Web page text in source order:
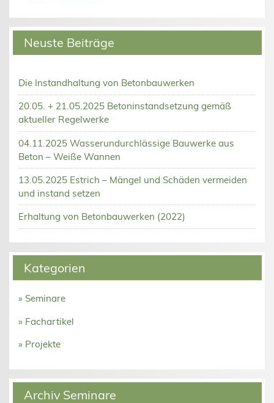
Neuste Beiträge
Die Instandhaltung von Betonbauwerken
20.05. + 21.05.2025 Betoninstandsetzung gemäß
aktueller Regelwerke
04.11.2025 Wasserundurchlässige Bauwerke aus
Beton – Weiße Wannen
13.05.2025 Estrich – Mängel und Schäden vermeiden
und instand setzen
Erhaltung von Betonbauwerken (2022)
Kategorien
» Seminare
» Fachartikel
» Projekte
Archiv Seminare